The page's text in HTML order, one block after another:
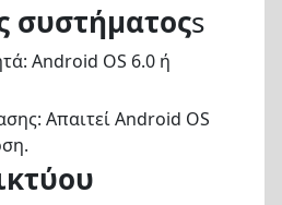
συστήματοςs
Android OS 6.0 ή
Απαιτεί Android OS